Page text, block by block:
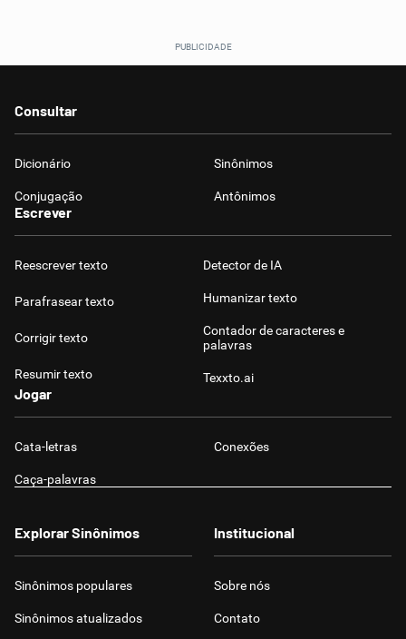
Consultar
Dicionário Sinônimos
Conjugação Antônimos
Escrever
Reescrever texto
Parafrasear texto
Corrigir texto
Resumir texto
Detector de IA
Humanizar texto
Contador de caracteres e
palavras
Texxto.ai
Jogar
Cata-letras Conexões
Caça-palavras
Explorar Sinônimos
Sinônimos populares
Sinônimos atualizados
Institucional
Sobre nós
Contato